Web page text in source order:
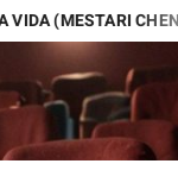
CHENG –